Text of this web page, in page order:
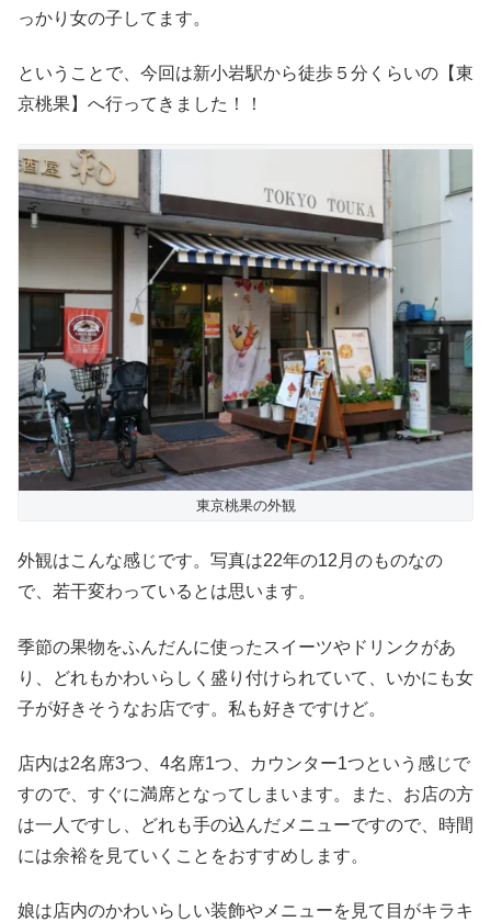
っかり女の子してます。
ということで、今回は新小岩駅から徒歩５分くらいの【東
京桃果】へ行ってきました！！
東京桃果の外観
外観はこんな感じです。写真は22年の12月のものなの
で、若干変わっているとは思います。
季節の果物をふんだんに使ったスイーツやドリンクがあ
り、どれもかわいらしく盛り付けられていて、いかにも女
子が好きそうなお店です。私も好きですけど。
店内は2名席3つ、4名席1つ、カウンター1つという感じで
すので、すぐに満席となってしまいます。また、お店の方
は一人ですし、どれも手の込んだメニューですので、時間
には余裕を見ていくことをおすすめします。
娘は店内のかわいらしい装飾やメニューを見て目がキラキ